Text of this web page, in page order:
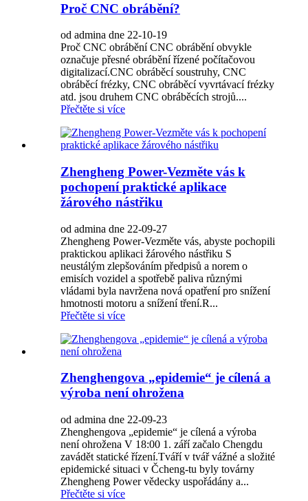
Proč CNC obrábění?
od admina dne 22-10-19
Proč CNC obrábění CNC obrábění obvykle
označuje přesné obrábění řízené počítačovou
digitalizací.CNC obráběcí soustruhy, CNC
obráběcí frézky, CNC obráběcí vyvrtávací frézky
atd. jsou druhem CNC obráběcích strojů....
Přečtěte si více
Zhengheng Power-Vezměte vás k
pochopení praktické aplikace
žárového nástřiku
od admina dne 22-09-27
Zhengheng Power-Vezměte vás, abyste pochopili
praktickou aplikaci žárového nástřiku S
neustálým zlepšováním předpisů a norem o
emisích vozidel a spotřebě paliva různými
vládami byla navržena nová opatření pro snížení
hmotnosti motoru a snížení tření.R...
Přečtěte si více
Zhenghengova „epidemie“ je cílená a
výroba není ohrožena
od admina dne 22-09-23
Zhenghengova „epidemie“ je cílená a výroba
není ohrožena V 18:00 1. září začalo Chengdu
zavádět statické řízení.Tváří v tvář vážné a složité
epidemické situaci v Čcheng-tu byly továrny
Zhengheng Power vědecky uspořádány a...
Přečtěte si více